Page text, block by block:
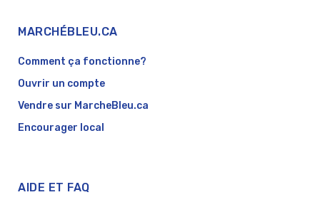
MARCHÉBLEU.CA
Comment ça fonctionne?
Ouvrir un compte
Vendre sur MarcheBleu.ca
Encourager local
AIDE ET FAQ